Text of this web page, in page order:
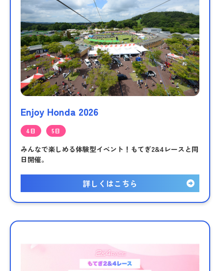
Enjoy Honda 2026
4日 5日
みんなで楽しめる体験型イベント！もてぎ2&4レースと同
日開催。
詳しくはこちら